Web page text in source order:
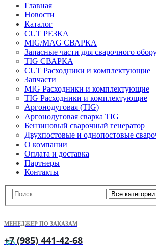
Главная
Новости
Каталог
CUT РЕЗКА
MIG/MAG СВАРКА
Запасные части для сварочного
TIG СВАРКА
CUT Расходники и комплектующие
Запчасти
MIG Расходники и комплектующие
TIG Расходники и комплектующие
Аргонодуговая (TIG)
Аргонодуговая сварка TIG
Бензиновый сварочный генератор
Двухпостовые и однопостовые
О компании
Оплата и доставка
Партнеры
Контакты
МЕНЕДЖЕР ПО ЗАКАЗАМ
+7 (985) 441-42-68